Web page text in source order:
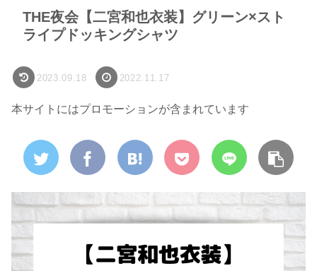
THE夜会【二宮和也衣装】グリーン×スト
ライプドッキングシャツ
2023.09.18 2022.11.17
本サイトにはプロモーションが含まれています